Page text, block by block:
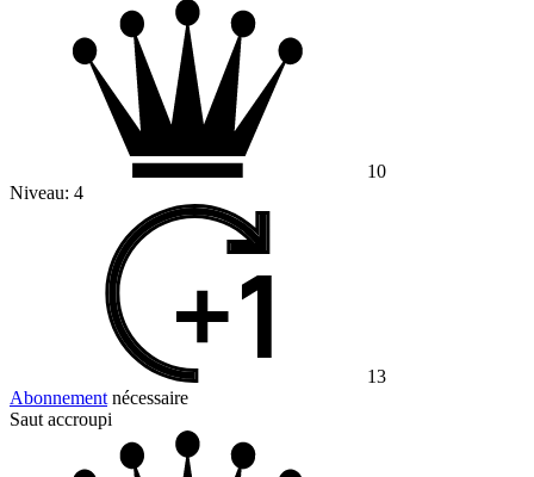
10
Niveau: 4
13
Abonnement nécessaire
Saut accroupi